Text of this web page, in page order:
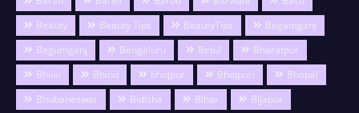
Beauty
Beauty Tips BeautyTips
Begamganj
Begumganj
Bengaluru Betul
Bharatpur
Bhilai
Bhind bhojpur Bhojpuri
Bhopal
Bhubaneswar
Bidisha Bihar
Bijapur